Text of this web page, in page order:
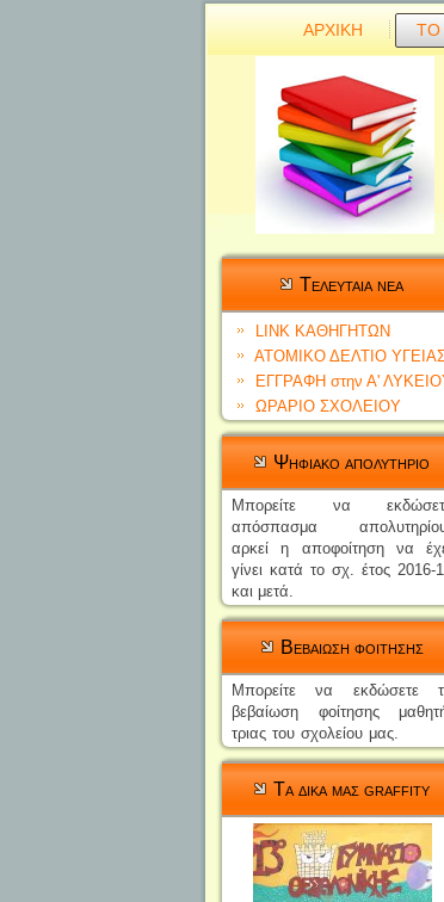
ΑΡΧΙΚΗ ΤΟ
Tελευταια νεα
LINK ΚΑΘΗΓΗΤΩΝ
ΑΤΟΜΙΚΟ ΔΕΛΤΙΟ
ΕΓΓΡΑΦΗ στην Α'
ΩΡΑΡΙΟ ΣΧΟΛΕΙΟΥ
Ψηφιακο απολυτηριο
Μπορείτε να
απόσπασμα απολυτηρίο
αρκεί η αποφοίτηση να
γίνει κατά το σχ. έτος 2016-
και μετά.
Βεβαιωση φοιτησης
Μπορείτε να εκδώσετε
βεβαίωση φοίτησης
τριας του σχολείου μας.
Τα δικα μας graffity